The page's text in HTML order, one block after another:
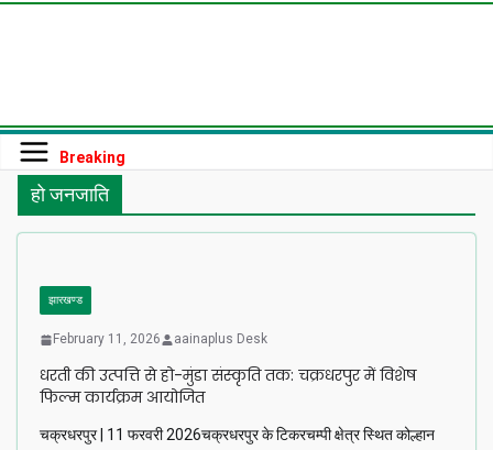
Breaking
हो जनजाति
झारखण्ड
February 11, 2026 aainaplus Desk
धरती की उत्पत्ति से हो-मुंडा संस्कृति तक: चक्रधरपुर में विशेष
फिल्म कार्यक्रम आयोजित
चक्रधरपुर | 11 फरवरी 2026चक्रधरपुर के टिकरचम्पी क्षेत्र स्थित कोल्हान